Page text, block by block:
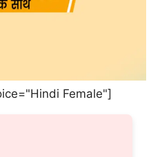
Female"]